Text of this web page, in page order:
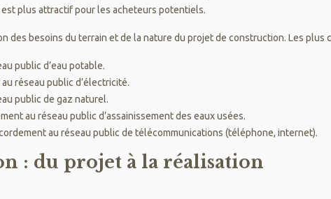
est plus attractif pour les acheteurs potentiels.
des besoins du terrain et de la nature du projet de construction. Les plus
public d’eau potable.
réseau public d’électricité.
public de gaz naturel.
au réseau public d’assainissement des eaux usées.
au réseau public de télécommunications (téléphone, internet).
: du projet à la réalisation